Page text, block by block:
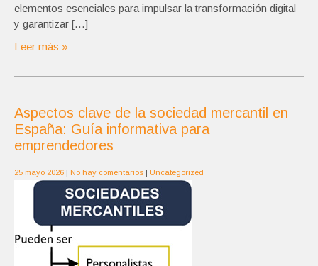
elementos esenciales para impulsar la transformación digital
y garantizar […]
Leer más »
Aspectos clave de la sociedad mercantil en
España: Guía informativa para
emprendedores
25 mayo 2026 | No hay comentarios | Uncategorized